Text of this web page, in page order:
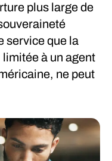
plus large de
service que la
à un agent
ne peut